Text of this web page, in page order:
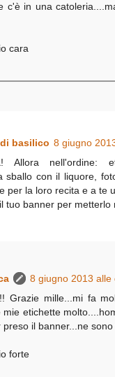
c'è in una
cara
basilico 8 giugno
Allora nell'ordine:
sballo con il liquore,
per la loro recita e a te
tuo banner per metterlo
8 giugno 2013 alle
Grazie mille...mi fa
mie etichette
preso il banner...ne
forte